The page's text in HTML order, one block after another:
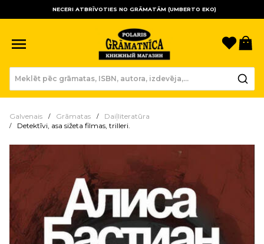
NECERI ATBRĪVOTIES NO GRĀMATĀM (UMBERTO EKO)
Galvenais Grāmatas
Daiļliteratūra
Detektīvi, asa sižeta filmas, trilleri.